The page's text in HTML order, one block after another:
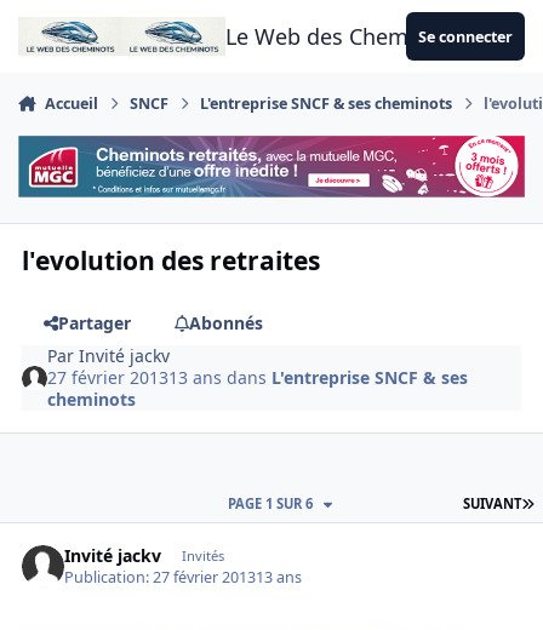
Aller au contenu
Le Web des CheminotsSe connecter
Accueil SNCF L'entreprise SNCF & ses cheminots
l'evolution des retraites
Partager
Abonnés
ParInvité jackv
27 février 201313 ans dans L'entreprise SNCF & ses
cheminots
SUIVANT
PAGE 1 SUR 6
Invité jackv Invités
Publication:27 février 201313 ans